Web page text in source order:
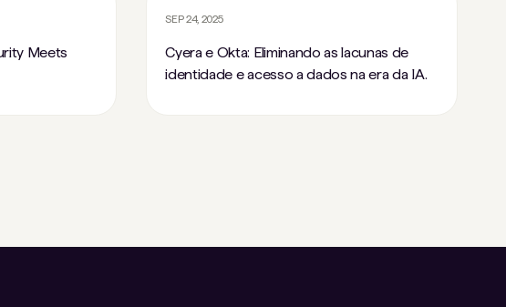
Meets
SEP 24, 2025
Cyera e Okta: Eliminando as lacunas de
identidade e acesso a dados na era da IA.